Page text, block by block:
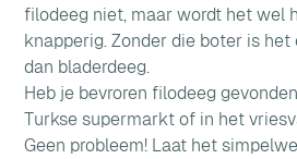
filodeeg niet, maar wordt het wel
knapperig. Zonder die boter is
dan bladerdeeg.
Heb je bevroren filodeeg
Turkse supermarkt of in het
Geen probleem! Laat het